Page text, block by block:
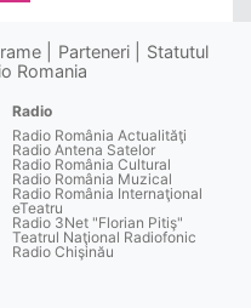
Parteneri
Statutul
Romania
Radio
Radio România Actualităţi
Radio Antena Satelor
Radio România Cultural
Radio România Muzical
Radio România Internaţional
eTeatru
Radio 3Net "Florian Pitiş"
Teatrul Naţional Radiofonic
Radio Chişinău